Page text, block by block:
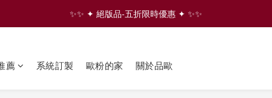
✨✨ ✦ 絕版品-五折限時優惠 ✦ ✨✨
⇩ 往下滑 看更多家具商品  ⇩
✨✨ ✦ 絕版品-五折限時優惠 ✦ ✨✨
薦 系統訂製 歐粉的家 關於品歐